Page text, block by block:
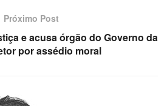
Próximo Post
e acusa órgão do Governo da
por assédio moral